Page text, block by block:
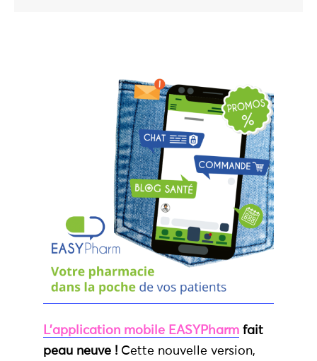
L’application mobile EASYPharmfait
peau neuve !Cette nouvelle version,